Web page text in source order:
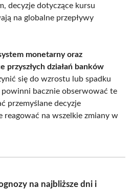
decyzje dotyczące kursu
na globalne przepływy
monetarny oraz
przyszłych działań banków
się do wzrostu lub spadku
bacznie obserwować te
przemyślane decyzje
reagować na wszelkie zmiany w
na najbliższe dni i